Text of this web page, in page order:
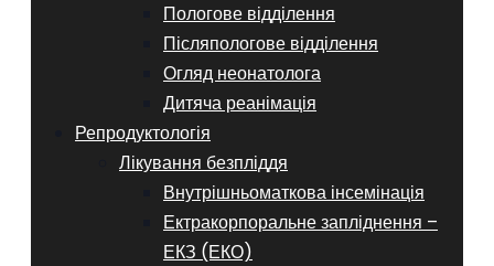
Пологове відділення
Післяпологове відділення
Огляд неонатолога
Дитяча реанімація
Репродуктологія
Лікування безпліддя
Внутрішньоматкова інсемінація
Ектракорпоральне запліднення –
ЕКЗ (ЕКО)